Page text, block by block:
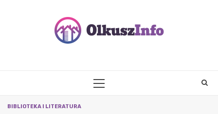
PRIMARY
BIBLIOTEKA I LITERATURA